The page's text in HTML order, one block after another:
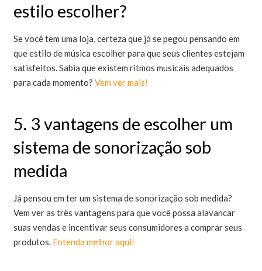
estilo escolher?
Se você tem uma loja, certeza que já se pegou pensando em
que estilo de música escolher para que seus clientes estejam
satisfeitos. Sabia que existem ritmos musicais adequados
para cada momento? Vem ver mais!
5. 3 vantagens de escolher um
sistema de sonorização sob
medida
Já pensou em ter um sistema de sonorização sob medida?
Vem ver as três vantagens para que você possa alavancar
suas vendas e incentivar seus consumidores a comprar seus
produtos. Entenda melhor aqui!